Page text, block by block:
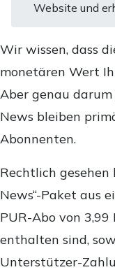
Website und
Wir wissen, dass
monetären Wert
Aber genau
News bleiben
Abonnenten.
Rechtlich gesehen
News“-Paket aus
PUR-Abo von
enthalten sind,
Unterstützer-